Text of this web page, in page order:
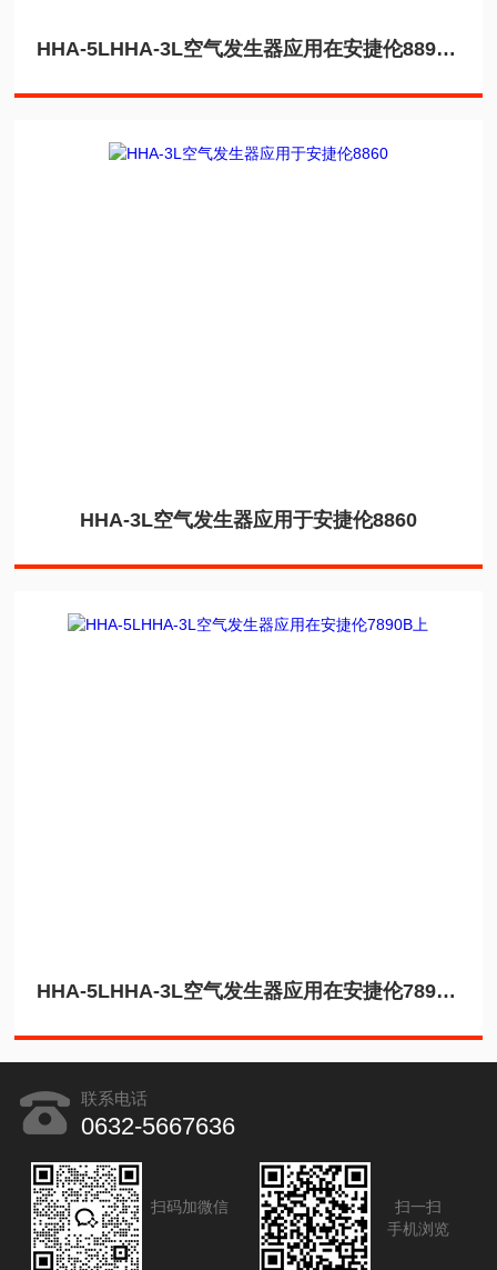
HHA-5LHHA-3L空气发生器应用在安捷伦8890上
HHA-3L空气发生器应用于安捷伦8860
HHA-5LHHA-3L空气发生器应用在安捷伦7890B上
联系电话
0632-5667636
扫码加微信
扫一扫
手机浏览